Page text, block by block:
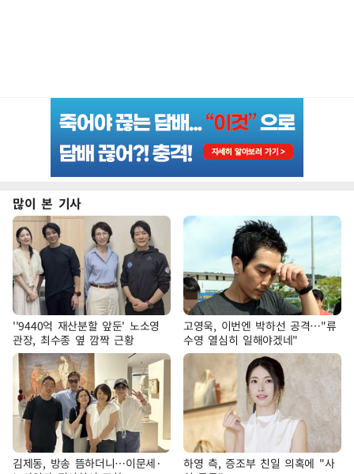
많이 본 기사
''9440억 재산분할 앞둔' 노소영
관장, 최수종 옆 깜짝 근황
고영욱, 이번엔 박하선 공격…"류
수영 열심히 일해야겠네"
김제동, 방송 뜸하더니…이문세·
하영 측, 증조부 친일 의혹에 "사